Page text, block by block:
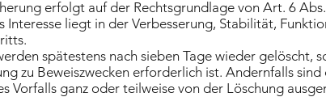
erfolgt auf der Rechtsgrundlage von Art. 6
Interesse liegt in der Verbesserung, Stabilität,
spätestens nach sieben Tage wieder gelöscht,
zu Beweiszwecken erforderlich ist. Andernfalls
Vorfalls ganz oder teilweise von der Löschung